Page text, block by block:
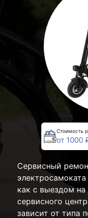
Стоимость
от 1000
Сервисный
как с выездом
сервисного
зависит от типа